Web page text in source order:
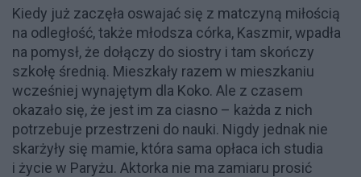
Kiedy już zaczęła oswajać się z matczyną miłością
na odległość, także młodsza córka, Kaszmir, wpadła
na pomysł, że dołączy do siostry i tam skończy
szkołę średnią. Mieszkały razem w mieszkaniu
wcześniej wynajętym dla Koko. Ale z czasem
okazało się, że jest im za ciasno – każda z nich
potrzebuje przestrzeni do nauki. Nigdy jednak nie
skarżyły się mamie, która sama opłaca ich studia
i życie w Paryżu. Aktorka nie ma zamiaru prosić